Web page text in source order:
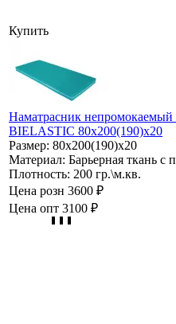
Купить
Наматрасник непромокаемый
BIELASTIC 80х200(190)х20
Размер: 80х200(190)х20
Материал: Барьерная ткань
Плотность: 200 гр.\м.кв.
Цена розн 3600 ₽
Цена опт 3100 ₽